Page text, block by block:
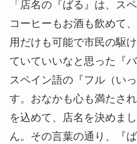
「店名の『ばる』は、ス
コーヒーもお酒も飲めて
用だけも可能で市民の駆
ていていいなと思った『
スペイン語の『フル（い
す。おなかも心も満たさ
を込めて、店名を決めま
ん。その言葉の通り、『